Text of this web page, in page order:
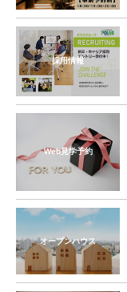
採用情報
Web見学予約
オープンハウス